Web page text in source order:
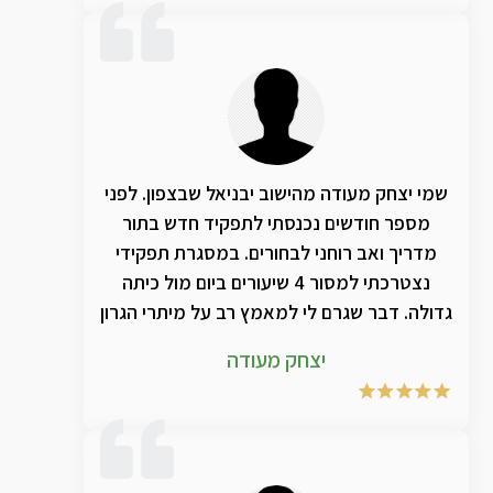
ושוב תודה לקב"ה ששמכם בעולמינו ❤️
שמי יצחק מעודה מהישוב יבניאל שבצפון. לפני
מספר חודשים נכנסתי לתפקיד חדש בתור
מדריך ואב רוחני לבחורים. במסגרת תפקידי
נצטרכתי למסור 4 שיעורים ביום מול כיתה
גדולה. דבר שגרם לי למאמץ רב על מיתרי הגרון
כרונית. תחושה לא נוחה בגרון. נפיחות. ממש
קושי עצום לדבר. הדבר הסב לי עגמת נפש
יצחק מעודה